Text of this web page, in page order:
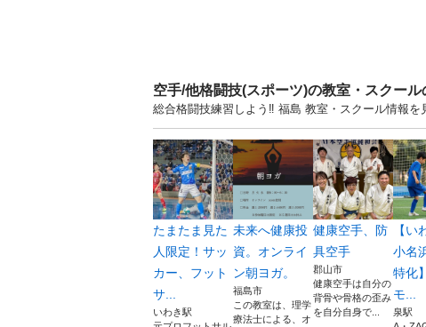
空手/他格闘技(スポーツ)の教室・スクール
総合格闘技練習しよう‼️ 福島 教室・スクール情報を
たまたま見た
人限定！サッ
カー、フット
サ...
いわき駅
未来へ健康投
資。オンライ
ン朝ヨガ。
福島市
この教室は、理学
療法士による、オ
健康空手、防
具空手
郡山市
健康空手は自分の
背骨や骨格の歪み
を自分自身で...
【い
小名
特化
モ...
泉駅